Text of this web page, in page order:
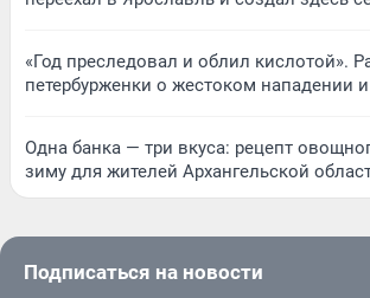
«Год преследовал и облил кислотой».
петербурженки о жестоком нападении
Одна банка — три вкуса: рецепт
зиму для жителей Архангельской
Подписаться на новости